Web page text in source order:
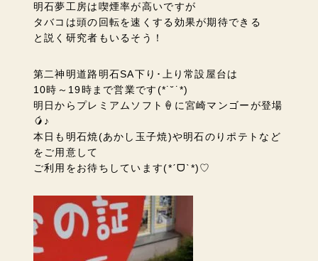
明石夢工房は喫煙率が高いですが
タバコは頭の回転を速くする効果が期待できる
と説く研究者もいるそう！
第二神明道路明石SA下り･上り常設屋台は
10時～19時まで営業です(*˙˘˙*)
明日からプレミアムソフト🍦に宮崎マンゴーが登場
🥭♪
本日も明石焼(あかし玉子焼)や明石のりポテトなど
をご用意して
ご利用をお待ちしています(*ˊᗜˋ*)♡